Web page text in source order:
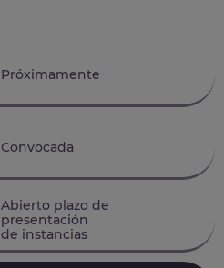
Próximamente
Convocada
Abierto plazo de
presentación
de instancias